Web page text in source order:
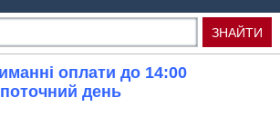
оплати до 14:00
день